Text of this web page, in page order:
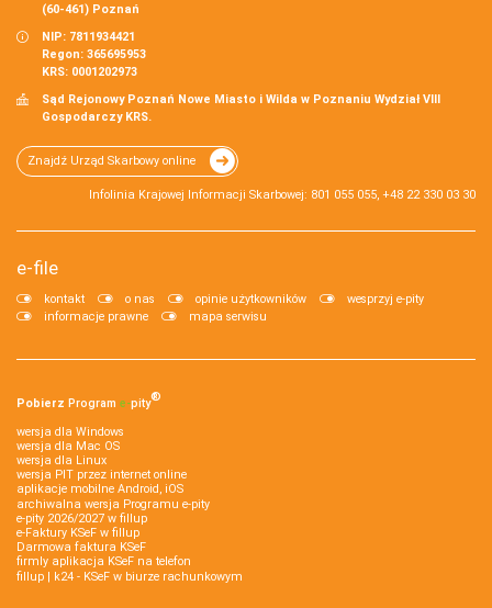
(60-461) Poznań
NIP: 7811934421
Regon: 365695953
KRS: 0001202973
Sąd Rejonowy Poznań Nowe Miasto i Wilda w Poznaniu Wydział VIII
Gospodarczy KRS.
Znajdź Urząd Skarbowy online
Infolinia Krajowej Informacji Skarbowej: 801 055 055, +48 22 330 03 30
e-file
kontakt o nas opinie użytkowników
wesprzyj e-pity
informacje prawne
mapa serwisu
Pobierz Program e‑pity®
wersja dla Windows
wersja dla Mac OS
wersja dla Linux
wersja PIT przez internet online
aplikacje mobilne Android, iOS
archiwalna wersja Programu e-pity
e-pity 2026/2027 w fillup
e‑Faktury KSeF w fillup
Darmowa faktura KSeF
firmly aplikacja KSeF na telefon
fillup | k24 - KSeF w biurze rachunkowym